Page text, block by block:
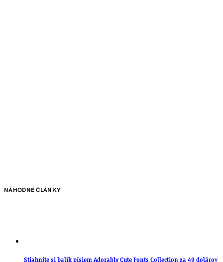
NÁHODNÉ ČLÁNKY
Stiahnite si balík písiem Adorably Cute Fonts Collection za 49 dolárov